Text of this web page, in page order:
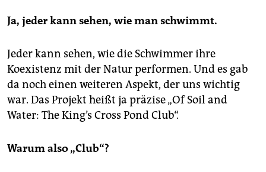
Ja, jeder kann sehen, wie man schwimmt.
Jeder kann sehen, wie die Schwimmer ihre
Koexistenz mit der Natur performen. Und es gab
da noch einen weiteren Aspekt, der uns wichtig
war. Das Projekt heißt ja präzise „Of Soil and
Water: The King’s Cross Pond Club“.
Warum also „Club“?